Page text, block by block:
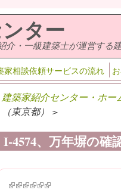
ター
介・一級建築士が運営する
家相談依頼サービスの流れ
建築家紹介センター・ホー
（東京都） >
I-4574、万年塀の確
(link is external)
(link is external)
(link is external)
(link is external)
(link is external)
(link is external)